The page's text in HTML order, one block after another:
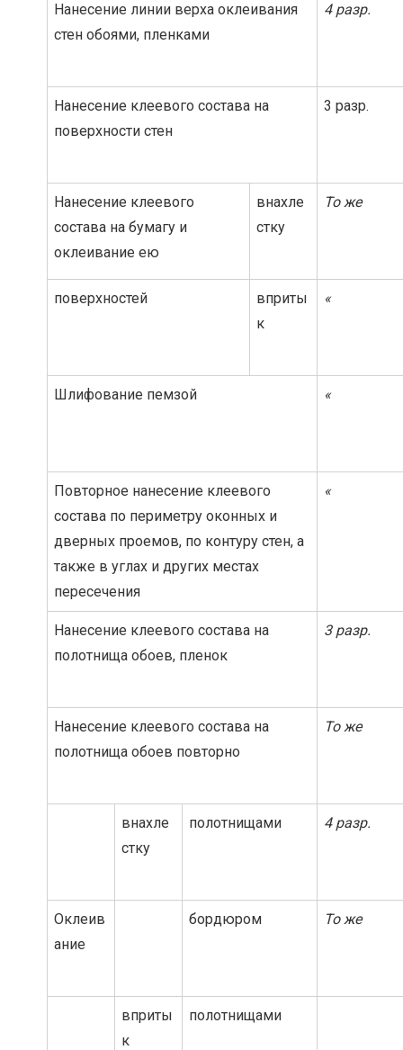
Нанесение линии верха оклеивания
стен обоями, пленками
4 разр.
Нанесение клеевого состава на
поверхности стен
3 разр.
Нанесение клеевого
состава на бумагу и
оклеивание ею
внахле
стку
То же
поверхностей
вприты
к
«
Шлифование пемзой «
Повторное нанесение клеевого
состава по периметру оконных и
дверных проемов, по контуру стен, а
также в углах и других местах
пересечения
«
Нанесение клеевого состава на
полотнища обоев, пленок
3 разр.
Нанесение клеевого состава на
полотнища обоев повторно
То же
внахле
стку
полотнищами 4 разр.
Оклеив
ание
бордюром То же
вприты
к
полотнищами